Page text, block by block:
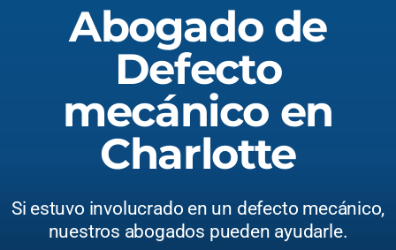
Abogado de
Defecto
mecánico en
Charlotte
Si estuvo involucrado en un defecto mecánico,
nuestros abogados pueden ayudarle.